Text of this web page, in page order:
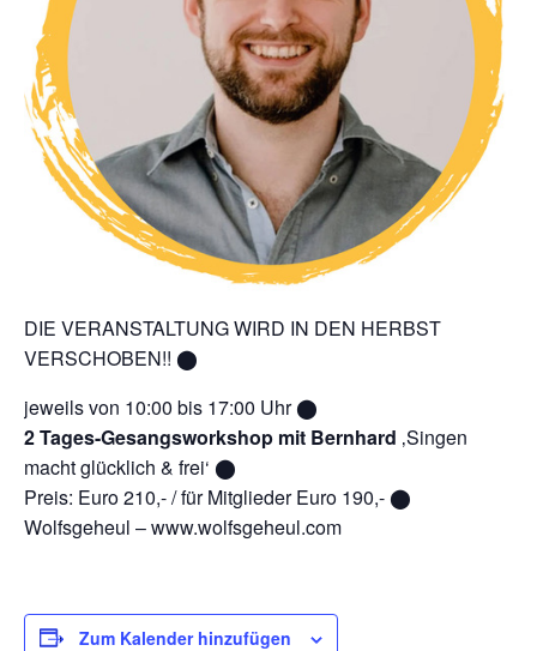
DIE VERANSTALTUNG WIRD IN DEN HERBST
VERSCHOBEN!! ⬤
jeweils von 10:00 bis 17:00 Uhr ⬤
2 Tages-Gesangsworkshop mit Bernhard ‚Singen
macht glücklich & frei‘ ⬤
Preis: Euro 210,- / für Mitglieder Euro 190,- ⬤
Wolfsgeheul – www.wolfsgeheul.com
Zum Kalender hinzufügen